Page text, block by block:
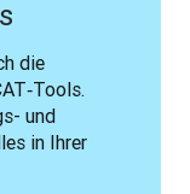
die
und
in Ihrer